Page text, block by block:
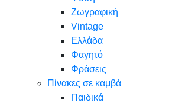
Ζωγραφική
Vintage
Ελλάδα
Φαγητό
Φράσεις
Πίνακες σε καμβά
Παιδικά